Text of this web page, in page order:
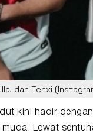
dan Tenxi
kini hadir
Lewat